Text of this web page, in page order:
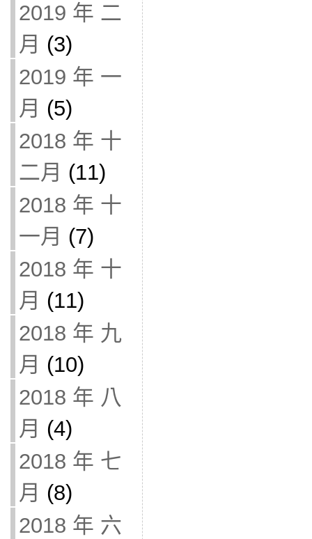
2019 年 二
月 (3)
2019 年 一
月 (5)
2018 年 十
二月 (11)
2018 年 十
一月 (7)
2018 年 十
月 (11)
2018 年 九
月 (10)
2018 年 八
月 (4)
2018 年 七
月 (8)
2018 年 六